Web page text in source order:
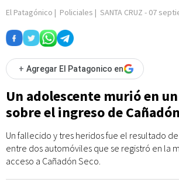
El Patagónico | Policiales | SANTA CRUZ - 07
+ Agregar El Patagonico en
Un adolescente murió en
sobre el ingreso de
Un fallecido y tres heridos fue el resultado
entre dos automóviles que se registró en la
acceso a Cañadón Seco.